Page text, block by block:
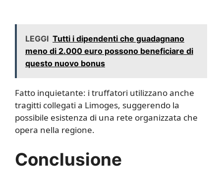
LEGGI Tutti i dipendenti che guadagnano
meno di 2.000 euro possono beneficiare di
questo nuovo bonus
Fatto inquietante: i truffatori utilizzano anche
tragitti collegati a Limoges, suggerendo la
possibile esistenza di una rete organizzata che
opera nella regione.
Conclusione